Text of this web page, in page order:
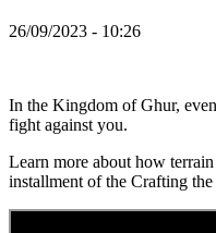
Gameplay
tapahtumat
Uutiset
Media
Oppaat
Foorumit
26/09/2023 - 10:26
In the Kingdom of Ghur,
fight against you.
Learn more about how
installment of the Crafting